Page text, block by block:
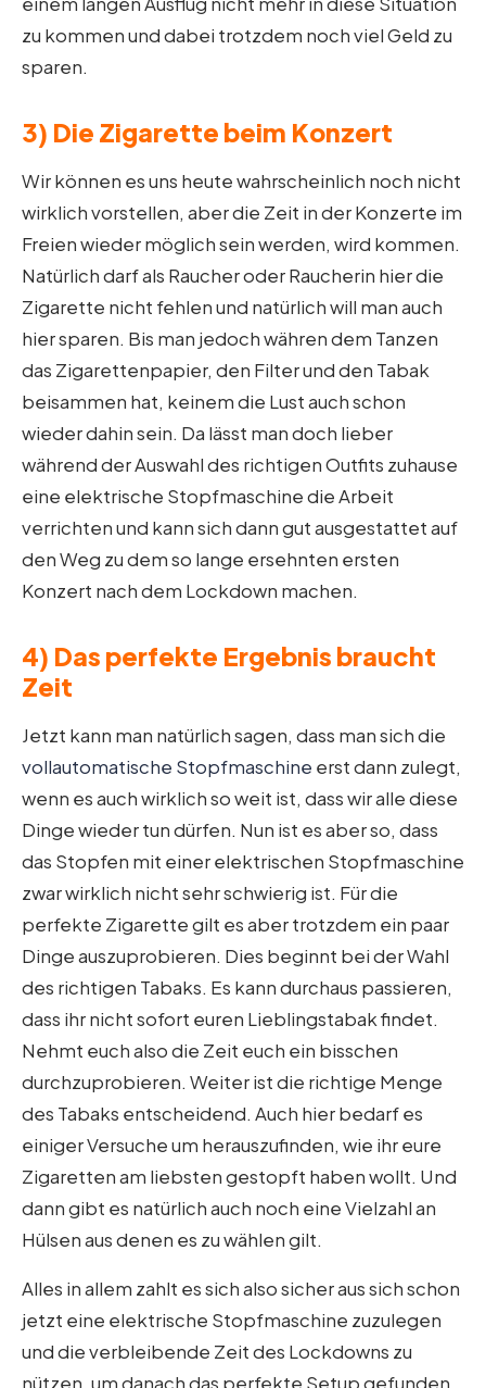
zu kommen und dabei trotzdem noch viel Geld zu
sparen.
3) Die Zigarette beim Konzert
Wir können es uns heute wahrscheinlich noch nicht
wirklich vorstellen, aber die Zeit in der Konzerte im
Freien wieder möglich sein werden, wird kommen.
Natürlich darf als Raucher oder Raucherin hier die
Zigarette nicht fehlen und natürlich will man auch
hier sparen. Bis man jedoch währen dem Tanzen
das Zigarettenpapier, den Filter und den Tabak
beisammen hat, keinem die Lust auch schon
wieder dahin sein. Da lässt man doch lieber
während der Auswahl des richtigen Outfits zuhause
eine elektrische Stopfmaschine die Arbeit
verrichten und kann sich dann gut ausgestattet auf
den Weg zu dem so lange ersehnten ersten
Konzert nach dem Lockdown machen.
4) Das perfekte Ergebnis braucht
Zeit
Jetzt kann man natürlich sagen, dass man sich die
vollautomatische Stopfmaschine erst dann zulegt,
wenn es auch wirklich so weit ist, dass wir alle diese
Dinge wieder tun dürfen. Nun ist es aber so, dass
das Stopfen mit einer elektrischen Stopfmaschine
zwar wirklich nicht sehr schwierig ist. Für die
perfekte Zigarette gilt es aber trotzdem ein paar
Dinge auszuprobieren. Dies beginnt bei der Wahl
des richtigen Tabaks. Es kann durchaus passieren,
dass ihr nicht sofort euren Lieblingstabak findet.
Nehmt euch also die Zeit euch ein bisschen
durchzuprobieren. Weiter ist die richtige Menge
des Tabaks entscheidend. Auch hier bedarf es
einiger Versuche um herauszufinden, wie ihr eure
Zigaretten am liebsten gestopft haben wollt. Und
dann gibt es natürlich auch noch eine Vielzahl an
Hülsen aus denen es zu wählen gilt.
Alles in allem zahlt es sich also sicher aus sich schon
jetzt eine elektrische Stopfmaschine zuzulegen
und die verbleibende Zeit des Lockdowns zu
nützen, um danach das perfekte Setup gefunden